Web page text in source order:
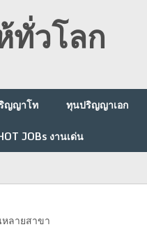
ทั่วโลก
ญญาโท ทุนปริญญาเอก
JOBs งานเด่น
ลายสาขา